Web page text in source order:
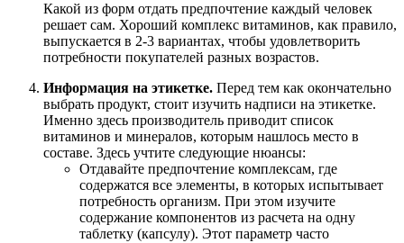
Какой из форм отдать предпочтение каждый человек
решает сам. Хороший комплекс витаминов, как правило,
выпускается в 2-3 вариантах, чтобы удовлетворить
потребности покупателей разных возрастов.
Информация на этикетке. Перед тем как окончательно
выбрать продукт, стоит изучить надписи на этикетке.
Именно здесь производитель приводит список
витаминов и минералов, которым нашлось место в
составе. Здесь учтите следующие нюансы:
Отдавайте предпочтение комплексам, где
содержатся все элементы, в которых испытывает
потребность организм. При этом изучите
содержание компонентов из расчета на одну
таблетку (капсулу). Этот параметр часто